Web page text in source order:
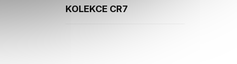
KOLEKCE CR7